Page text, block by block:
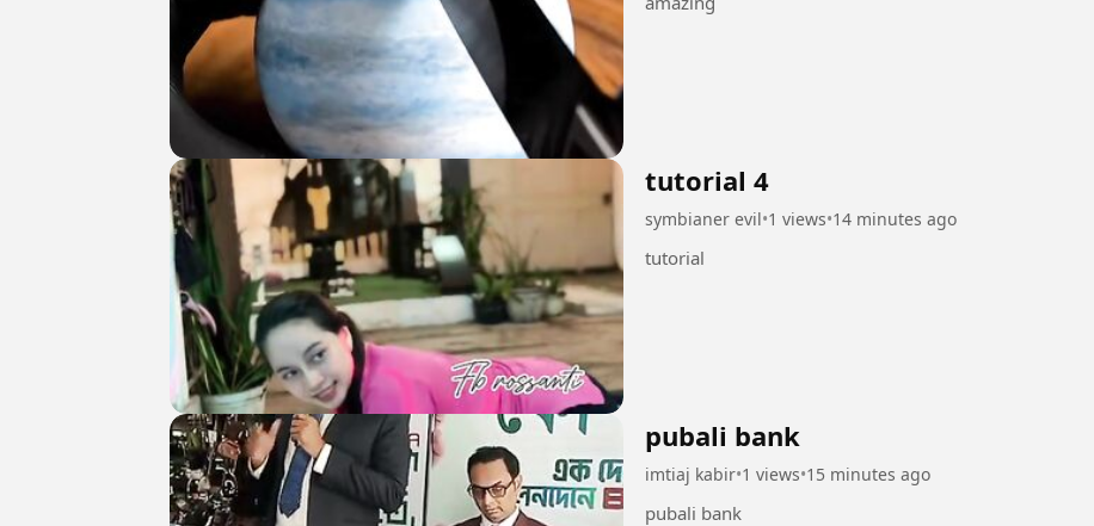
tutorial 4
symbianer evil•1 views•14 minutes ago
tutorial
pubali bank
imtiaj kabir•1 views•15 minutes ago
pubali bank